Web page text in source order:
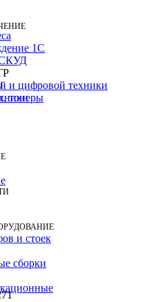
тонеры
и стоек
сборки
1C
СКУД
и цифровой техники